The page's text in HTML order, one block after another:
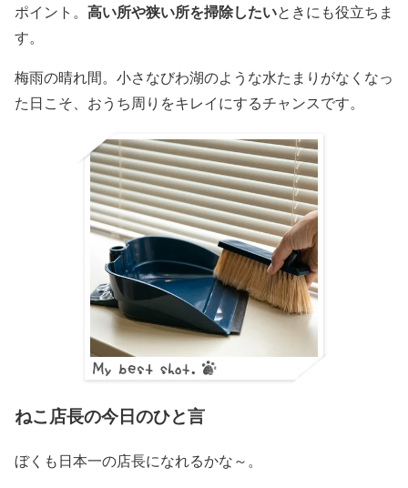
ポイント。 高い所や狭い所を掃除したいときにも役立ちま
す。
梅雨の晴れ間。小さなびわ湖のような水たまりがなくなっ
た日こそ、おうち周りをキレイにするチャンスです。
ねこ店長の今日のひと言
ぼくも日本一の店長になれるかな～。